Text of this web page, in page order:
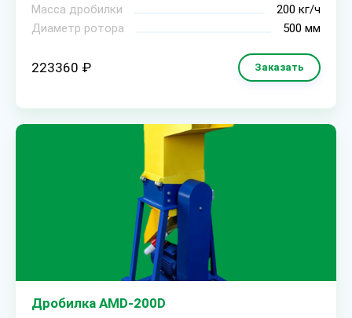
Масса дробилки
200 кг/ч
Диаметр ротора
500 мм
223360 ₽ Заказать
Дробилка AMD-200D